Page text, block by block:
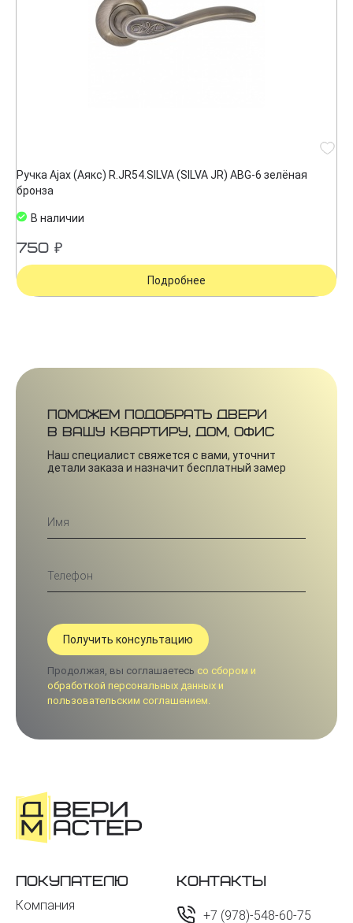
Ручка Ajax (Аякс) R.JR54.SILVA (SILVA JR) ABG-6 зелёная
бронза
В наличии
750 ₽
Подробнее
Поможем подобрать двери
в вашу квартиру, дом, офис
Наш специалист свяжется с вами, уточнит
детали заказа и назначит бесплатный замер
Продолжая, вы соглашаетесь со сбором и
обработкой персональных данных и
пользовательским соглашением.
Покупателю
Компания
Контакты
+7 (978)-548-60-75